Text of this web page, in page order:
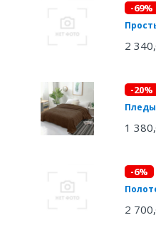
-69%
2
-20%
Пледы
1
-6%
2